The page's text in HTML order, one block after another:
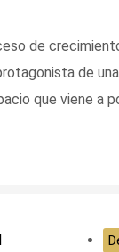
de
de
que viene a